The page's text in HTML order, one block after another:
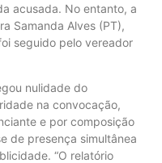
acusada. No entanto, a
Samanda Alves (PT),
seguido pelo vereador
nulidade do
na convocação,
e por composição
de presença simultânea
“O relatório